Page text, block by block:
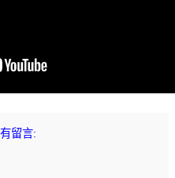
留言: